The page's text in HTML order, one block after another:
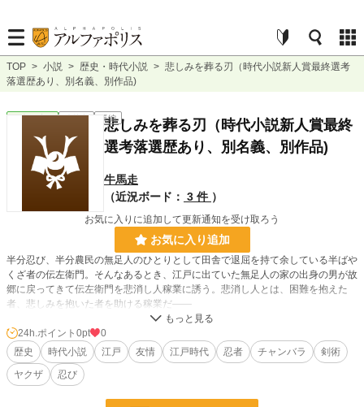
TOP > 小説 > 歴史・時代小説 > 悲しみを葬る刃（時代小説新人賞最終選考
落選歴あり、別名義、別作品)
歴史・時代 連載中 長編
悲しみを葬る刃（時代小説新人賞最終
選考落選歴あり、別名義、別作品)
牛馬走
（近況ボード： 3 件 ）
お気に入りに追加して更新通知を受け取ろう
お気に入り追加
半分忍び、半分農民の無足人のひとりとして田舎で退屈を持て余している半ばや
くざ者の伝左衛門。そんなあるとき、江戸に出ていた無足人の家の出身の男が故
郷に戻ってきて伝左衛門を悲消し人稼業に誘う。悲消し人とは、困難を抱えた
者、悲しみを抱いた者を助ける稼業だ――
小説 228,623 位 / 228,623 件
歴史・時代 3,218 位 / 3,218 件
24h.ポイント 0pt
0
歴史
時代小説 江戸 友情 江戸時代 忍者 チャンバラ
剣術
ヤクザ
忍び